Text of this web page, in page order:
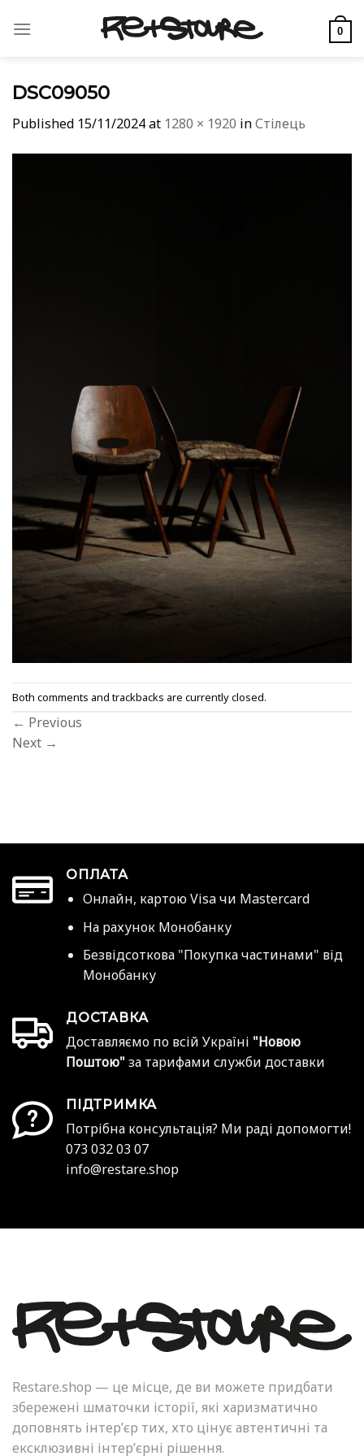
0
DSC09050
Published 15/11/2024at 1280 × 1920 inСтілець
Both comments and trackbacks are currently closed.
← Previous
Next →
ОПЛАТА
Онлайн, картою Visa чи Mastercard
На рахунок Монобанку
Безвідсоткова "Покупка частинами" від
Монобанку
ДОСТАВКА
Доставляємо по всій Україні "Новою
Поштою" за тарифами служби доставки
ПІДТРИМКА
Потрібна консультація? Ми раді допомогти!
073 032 03 07
info@restare.shop
Restare.shop — це місце, де ви можете придбати
збережені шматочки історії, які харизматично
доповнять інтер’єр тих, хто цінує автентичні та
ексклюзивні інтер’єрні рішення.